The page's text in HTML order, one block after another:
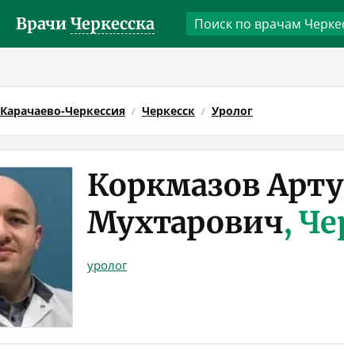
Врачи Черкесска
Карачаево-Черкессия Черкесск Уролог
Коркмазов
Мухтарович,
уролог